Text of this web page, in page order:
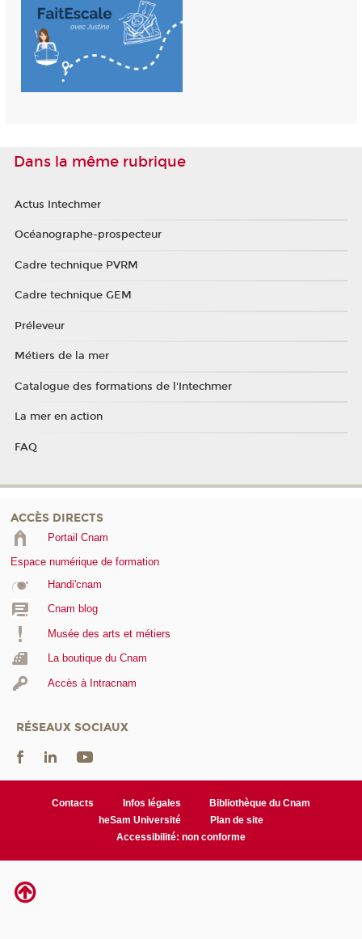
Dans la même rubrique
Actus Intechmer
Océanographe-prospecteur
Cadre technique PVRM
Cadre technique GEM
Préleveur
Métiers de la mer
Catalogue des formations de l'Intechmer
La mer en action
FAQ
ACCÈS DIRECTS
Portail Cnam
Espace numérique de formation
Handi'cnam
Cnam blog
Musée des arts et métiers
La boutique du Cnam
Accès à Intracnam
RÉSEAUX SOCIAUX
Contacts Infos légales
Bibliothèque du Cnam
heSam Université
Plan de site
Accessibilité: non conforme